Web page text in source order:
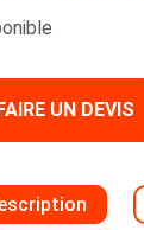
FAIRE UN DEVIS